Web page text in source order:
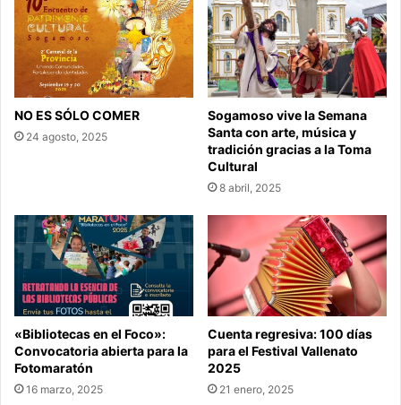
NO ES SÓLO COMER
24 agosto, 2025
Sogamoso vive la Semana
Santa con arte, música y
tradición gracias a la Toma
Cultural
8 abril, 2025
«Bibliotecas en el Foco»:
Convocatoria abierta para la
Fotomaratón
16 marzo, 2025
Cuenta regresiva: 100 días
para el Festival Vallenato
2025
21 enero, 2025